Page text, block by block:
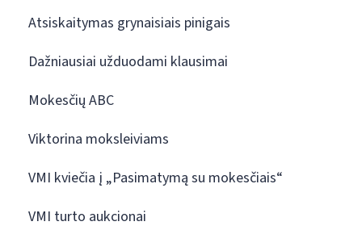
Atsiskaitymas grynaisiais pinigais
Dažniausiai užduodami klausimai
Mokesčių ABC
Viktorina moksleiviams
VMI kviečia į „Pasimatymą su mokesčiais“
VMI turto aukcionai